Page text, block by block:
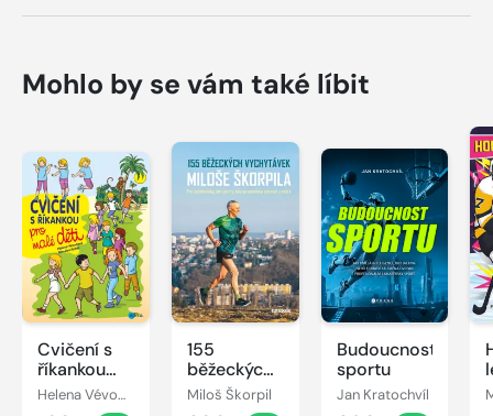
Mohlo by se vám také líbit
Cvičení s
říkankou
pro malé
děti
Helena Vévodová
155
běžeckých
vychytávek
Miloše
Miloš Škorpil
Budoucnost
sportu
Jan Kratochvíl